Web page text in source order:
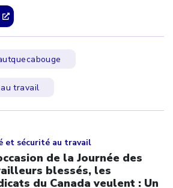
travail
et sécurité au travail
de la Journée des
blessés, les
du Canada veulent : Un